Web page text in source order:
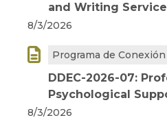
and Writing
8/3/2026
 Programa de Conexión
DDEC-2026-07:
Psychological
8/3/2026